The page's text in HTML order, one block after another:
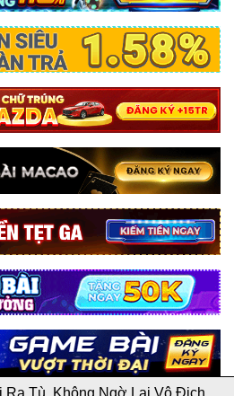
Ra Tù, Không Ngờ Lại Vô Địch